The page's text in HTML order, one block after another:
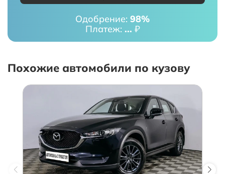
Одобрение: 98%
Платеж: ... ₽
Похожие автомобили по кузову